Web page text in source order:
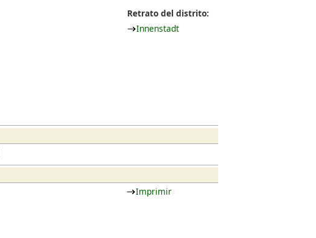
Retrato del distrito:
Innenstadt
Imprimir